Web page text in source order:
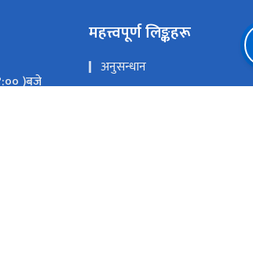
)बजे
महत्त्वपूर्ण लिङ्कहरू
अनुसन्धान